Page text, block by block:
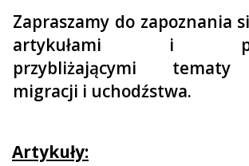
Zapraszamy do zapoznania
artykułami i
przybliżającymi tematy
migracji i uchodźstwa.
Artykuły: